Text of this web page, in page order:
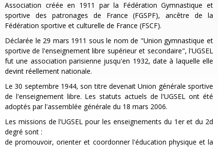
Association créée en 1911 par la Fédération Gymnastique et
sportive des patronages de France (FGSPF), ancêtre de la
Fédération sportive et culturelle de France (FSCF).
Déclarée le 29 mars 1911 sous le nom de "Union gymnastique et
sportive de l'enseignement libre supérieur et secondaire", l'UGSEL
fut une association parisienne jusqu'en 1932, date à laquelle elle
devint réellement nationale.
Le 30 septembre 1944, son titre devenait Union générale sportive
de l'enseignement libre. Les statuts actuels de l'UGSEL ont été
adoptés par l'assemblée générale du 18 mars 2006.
Les missions de l'UGSEL pour les enseignements du 1er et du 2d
degré sont :
de promouvoir, orienter et coordonner l'éducation physique et la